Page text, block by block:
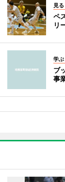
見
ペ
リ
学ぶ
ブ
事